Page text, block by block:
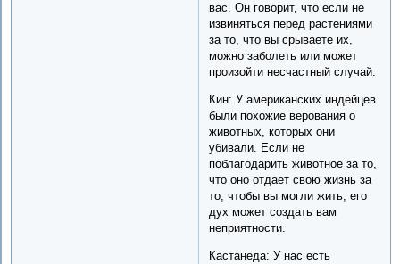
вас. Он говорит, что если не
извиняться перед растениями
за то, что вы срываете их,
можно заболеть или может
произойти несчастный случай.
Кин: У американских индейцев
были похожие верования о
животных, которых они
убивали. Если не
поблагодарить животное за то,
что оно отдает свою жизнь за
то, чтобы вы могли жить, его
дух может создать вам
неприятности.
Кастанеда: У нас есть